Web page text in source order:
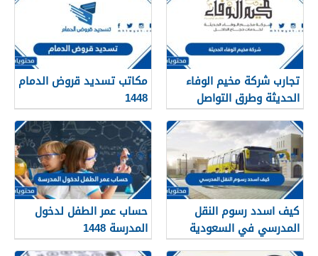
تجارب شركة مخيم الوفاء
الحديثة وطرق التواصل
معهم 1448
مكاتب تسديد قروض الدمام
1448
كيف اسدد رسوم النقل
المدرسي في السعودية
1448
حساب عمر الطفل لدخول
المدرسة 1448